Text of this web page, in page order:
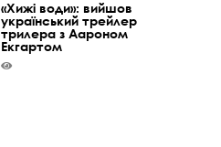
«Хижі води»: вийшов
український трейлер
трилера з Аароном
Екгартом